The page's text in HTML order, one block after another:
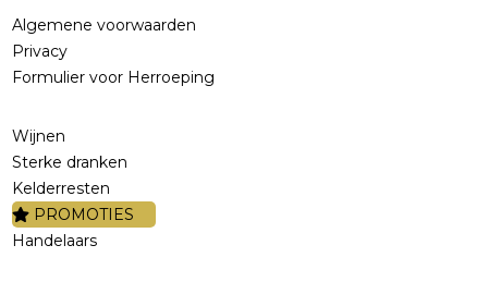
Algemene voorwaarden
Privacy
Formulier voor Herroeping
Wijnen
Sterke dranken
Kelderresten
PROMOTIES
Handelaars